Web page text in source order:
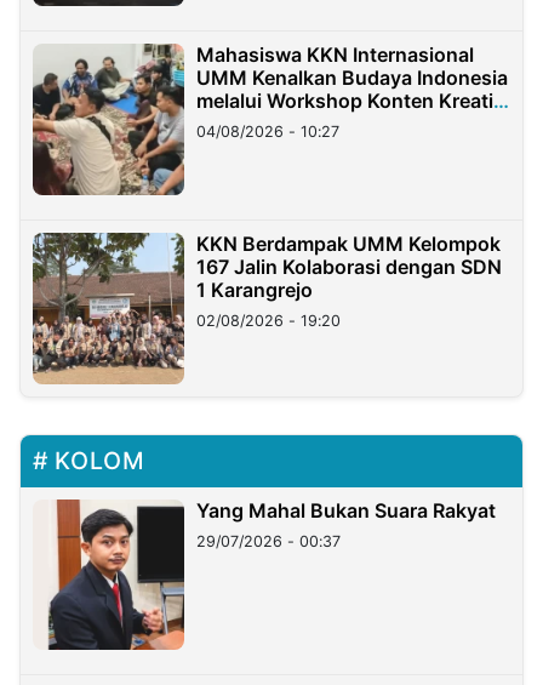
Mahasiswa KKN Internasional
UMM Kenalkan Budaya Indonesia
melalui Workshop Konten Kreatif
di Taiwan
04/08/2026 - 10:27
KKN Berdampak UMM Kelompok
167 Jalin Kolaborasi dengan SDN
1 Karangrejo
02/08/2026 - 19:20
KOLOM
Yang Mahal Bukan Suara Rakyat
29/07/2026 - 00:37